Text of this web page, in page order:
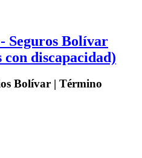
Seguros Bolívar
discapacidad)
Bolívar | Término